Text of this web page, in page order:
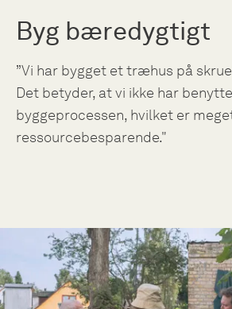
Byg bæredygtigt
”Vi har bygget et træhus på
Det betyder, at vi ikke har
byggeprocessen, hvilket er
ressourcebesparende."